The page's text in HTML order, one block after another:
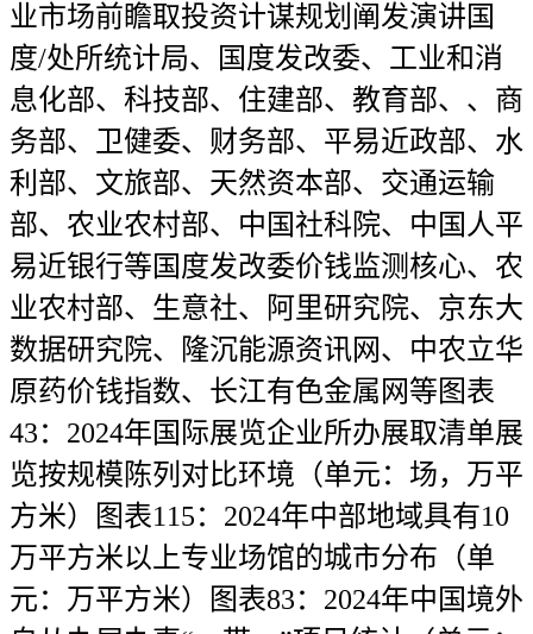
业市场前瞻取投资计谋规划阐发演讲国
度/处所统计局、国度发改委、工业和消
息化部、科技部、住建部、教育部、、商
务部、卫健委、财务部、平易近政部、水
利部、文旅部、天然资本部、交通运输
部、农业农村部、中国社科院、中国人平
易近银行等国度发改委价钱监测核心、农
业农村部、生意社、阿里研究院、京东大
数据研究院、隆沉能源资讯网、中农立华
原药价钱指数、长江有色金属网等图表
43：2024年国际展览企业所办展取清单展
览按规模陈列对比环境（单元：场，万平
方米）图表115：2024年中部地域具有10
万平方米以上专业场馆的城市分布（单
元：万平方米）图表83：2024年中国境外